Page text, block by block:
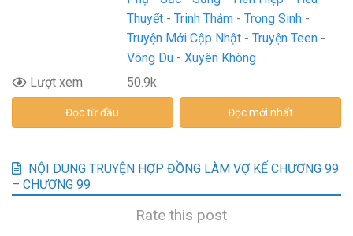
Thuyết
Trinh Thám
Trọng Sinh
Truyện Mới Cập Nhật
Truyện Teen
Võng Du
Xuyên Không
Lượt xem
50.9k
Đọc từ đầu Đọc mới nhất
NỘI DUNG TRUYỆN HỢP ĐỒNG LÀM VỢ KẾ CHƯƠNG 99
– CHƯƠNG 99
Rate this post